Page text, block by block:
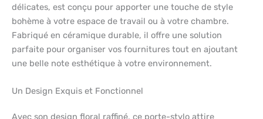
délicates, est conçu pour apporter une touche de style
bohème à votre espace de travail ou à votre chambre.
Fabriqué en céramique durable, il offre une solution
parfaite pour organiser vos fournitures tout en ajoutant
une belle note esthétique à votre environnement.
Un Design Exquis et Fonctionnel
Avec son design floral raffiné, ce porte-stylo attire